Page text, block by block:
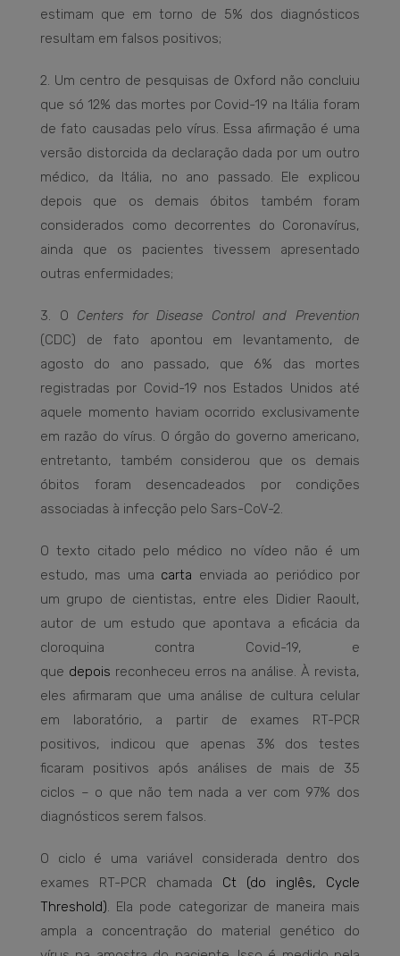
estimam que em torno de 5% dos diagnósticos
resultam em falsos positivos;
2. Um centro de pesquisas de Oxford não concluiu
que só 12% das mortes por Covid-19 na Itália foram
de fato causadas pelo vírus. Essa afirmação é uma
versão distorcida da declaração dada por um outro
médico, da Itália, no ano passado. Ele explicou
depois que os demais óbitos também foram
considerados como decorrentes do Coronavírus,
ainda que os pacientes tivessem apresentado
outras enfermidades;
3. O Centers for Disease Control and Prevention
(CDC) de fato apontou em levantamento, de
agosto do ano passado, que 6% das mortes
registradas por Covid-19 nos Estados Unidos até
aquele momento haviam ocorrido exclusivamente
em razão do vírus. O órgão do governo americano,
entretanto, também considerou que os demais
óbitos foram desencadeados por condições
associadas à infecção pelo Sars-CoV-2.
O texto citado pelo médico no vídeo não é um
estudo, mas uma carta enviada ao periódico por
um grupo de cientistas, entre eles Didier Raoult,
autor de um estudo que apontava a eficácia da
cloroquina contra Covid-19, e
que depois reconheceu erros na análise. À revista,
eles afirmaram que uma análise de cultura celular
em laboratório, a partir de exames RT-PCR
positivos, indicou que apenas 3% dos testes
ficaram positivos após análises de mais de 35
ciclos – o que não tem nada a ver com 97% dos
diagnósticos serem falsos.
O ciclo é uma variável considerada dentro dos
exames RT-PCR chamada Ct (do inglês, Cycle
Threshold). Ela pode categorizar de maneira mais
ampla a concentração do material genético do